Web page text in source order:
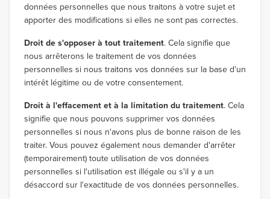
données personnelles que nous traitons à votre sujet et
apporter des modifications si elles ne sont pas correctes.
Droit de s'opposer à tout traitement. Cela signifie que
nous arrêterons le traitement de vos données
personnelles si nous traitons vos données sur la base d'un
intérêt légitime ou de votre consentement.
Droit à l'effacement et à la limitation du traitement. Cela
signifie que nous pouvons supprimer vos données
personnelles si nous n'avons plus de bonne raison de les
traiter. Vous pouvez également nous demander d'arrêter
(temporairement) toute utilisation de vos données
personnelles si l'utilisation est illégale ou s'il y a un
désaccord sur l'exactitude de vos données personnelles.